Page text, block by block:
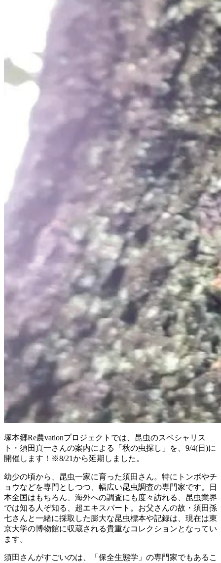
塚本郷Re農vationプロジェクトでは、昆虫のスペシャリス
ト・須田真一さんの案内による「秋の虫探し」を、9/4(日)に
開催します！※8/21から延期しました。
幼少の頃から、昆虫一家に育った須田さん。特にトンボやチ
ョウなどを専門としつつ、幅広い昆虫調査の専門家です。日
本全国はもちろん、海外への調査にも度々訪れる、昆虫業界
では知る人ぞ知る、超エキスパート。お父さんの故・須田孫
七さんと一緒に採取した膨大な昆虫標本や記録は、現在は東
京大学の博物館に収蔵される貴重なコレクションとなってい
ます。
須田さんがすごいのは、「保全生態学」の専門家でもあるこ